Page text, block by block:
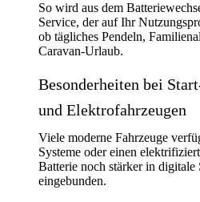
So wird aus dem
Service, der auf Ihr
ob tägliches Pendeln,
Caravan-Urlaub.
Besonderheiten bei
und Elektrofahrzeugen
Viele moderne Fahrzeuge
Systeme oder einen
Batterie noch stärker in digitale
eingebunden.